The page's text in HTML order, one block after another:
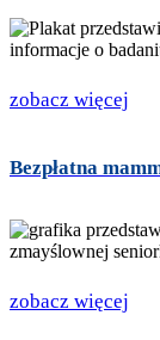
zobacz więcej
Bezpłatna
zobacz więcej